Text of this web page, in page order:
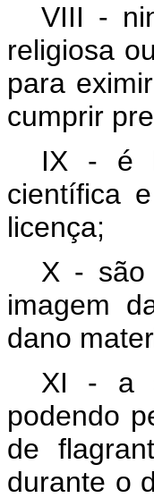
VIII -
religiosa
para
cumprir
IX - é
científica
licença;
X - são
imagem
dano
XI - a
podendo
de
durante